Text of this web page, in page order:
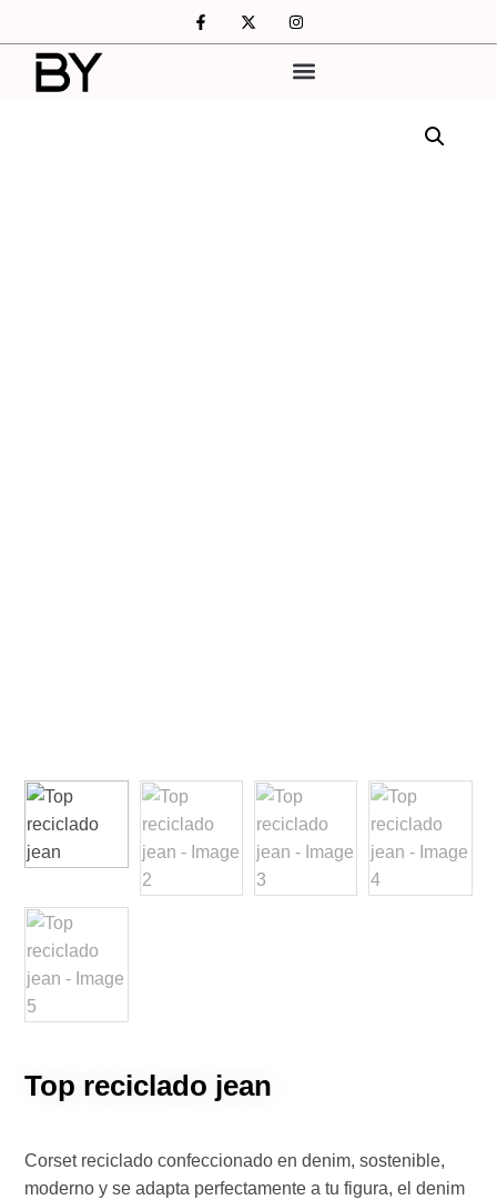
Top reciclado jean
Corset reciclado confeccionado en denim, sostenible,
moderno y se adapta perfectamente a tu figura, el denim